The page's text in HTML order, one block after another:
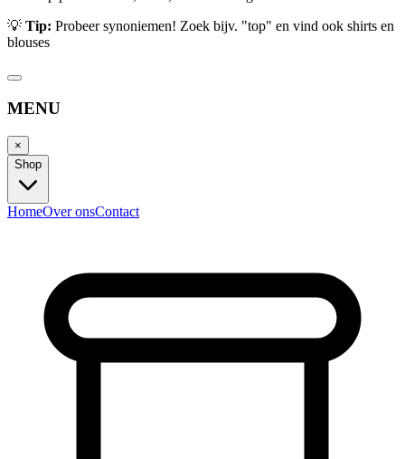
💡 Tip: Probeer synoniemen! Zoek bijv. "top" en vind ook shirts en
blouses
MENU
×
Shop
HomeOver onsContact